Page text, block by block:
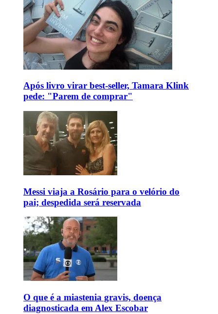
Após livro virar best-seller, Tamara Klink
pede: "Parem de comprar"
Messi viaja a Rosário para o velório do
pai; despedida será reservada
O que é a miastenia gravis, doença
diagnosticada em Alex Escobar